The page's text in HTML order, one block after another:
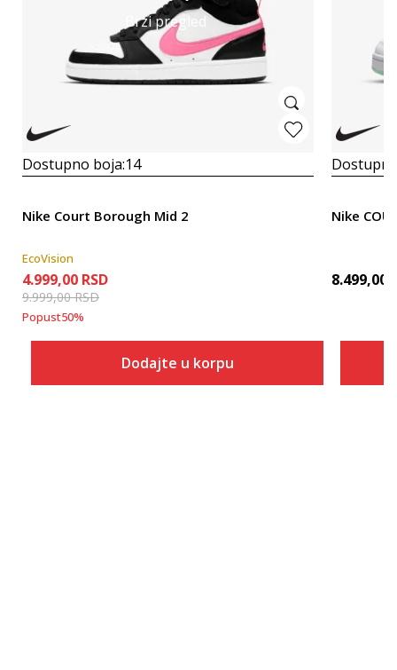
Brzi pregled
Dostupno boja:14
Nike Court Borough Mid 2
EcoVision
4.999,00 RSD
9.999,00RSD
Popust50%
Dodajte u korpu
Nike
8.499,00